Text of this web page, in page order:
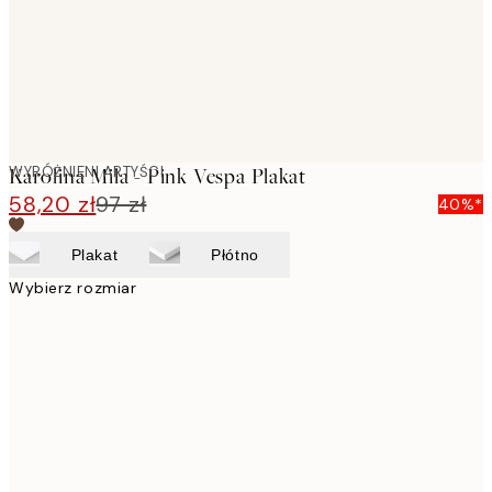
WYRÓŻNIENI ARTYŚCI
Karolina Mila - Pink Vespa Plakat
58,20 zł97 zł 40%*
Plakat Płótno
Wybierz rozmiar